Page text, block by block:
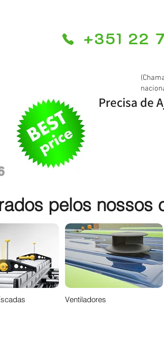
+351 22
Precisa de
pelos nossos
Ventiladores